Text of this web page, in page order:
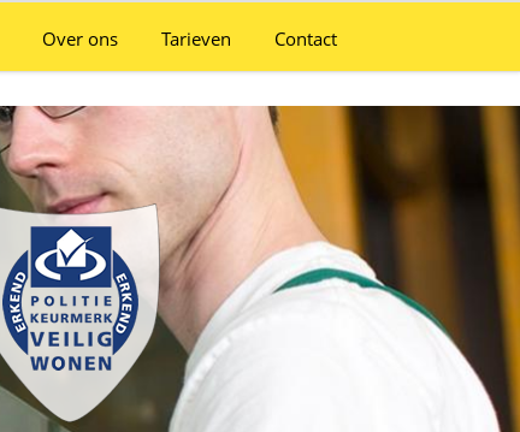
Over ons Tarieven Contact